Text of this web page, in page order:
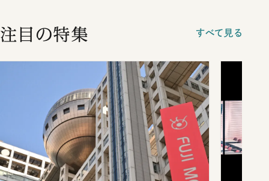
注目の特集 すべて見る